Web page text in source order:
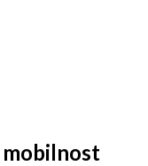
mobilnost